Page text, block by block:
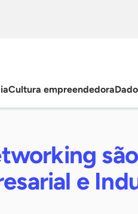
Cultura empreendedora
e